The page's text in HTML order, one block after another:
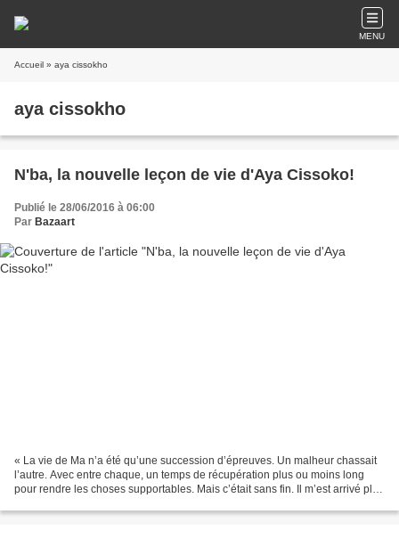
MENU
Accueil » aya cissokho
aya cissokho
N'ba, la nouvelle leçon de vie d'Aya Cissoko!
Publié le 28/06/2016 à 06:00
Par Bazaart
« La vie de Ma n’a été qu’une succession d’épreuves. Un malheur chassait
l’autre. Avec entre chaque, un temps de récupération plus ou moins long
pour rendre les choses supportables. Mais c’était sans fin. Il m’est arrivé plus